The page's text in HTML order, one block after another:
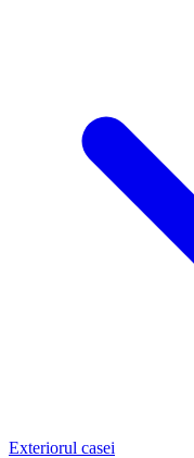
Exteriorul casei